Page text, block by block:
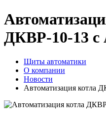
ДКВР-10-13
Щиты автоматики
О компании
Новости
Автоматизация котла